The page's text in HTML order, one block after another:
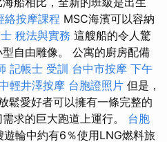
絡按摩課程 MSC海濱可以容納
稅法與實務 這艘船的令人驚
自由雕像。 公寓的廚房配備
記帳士 受訓 台中市按摩 下午
輕井澤按摩 台胞證照片 但是，
鬆愛好者可以擁有一條完整的
求的巨大跑道上運行。 台胞
輪中約有6％使用LNG燃料旅